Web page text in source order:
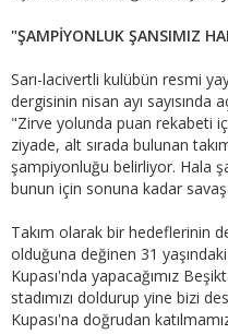
"ŞAMPİYONLUK ŞANSIMIZ
Sarı-lacivertli kulübün resmi
dergisinin nisan ayı sayısında
"Zirve yolunda puan rekabeti
ziyade, alt sırada bulunan
şampiyonluğu belirliyor. Hala
bunun için sonuna kadar
Takım olarak bir hedeflerinin
olduğuna değinen 31
Kupası'nda yapacağımız
stadımızı doldurup yine bizi
Kupası'na doğrudan